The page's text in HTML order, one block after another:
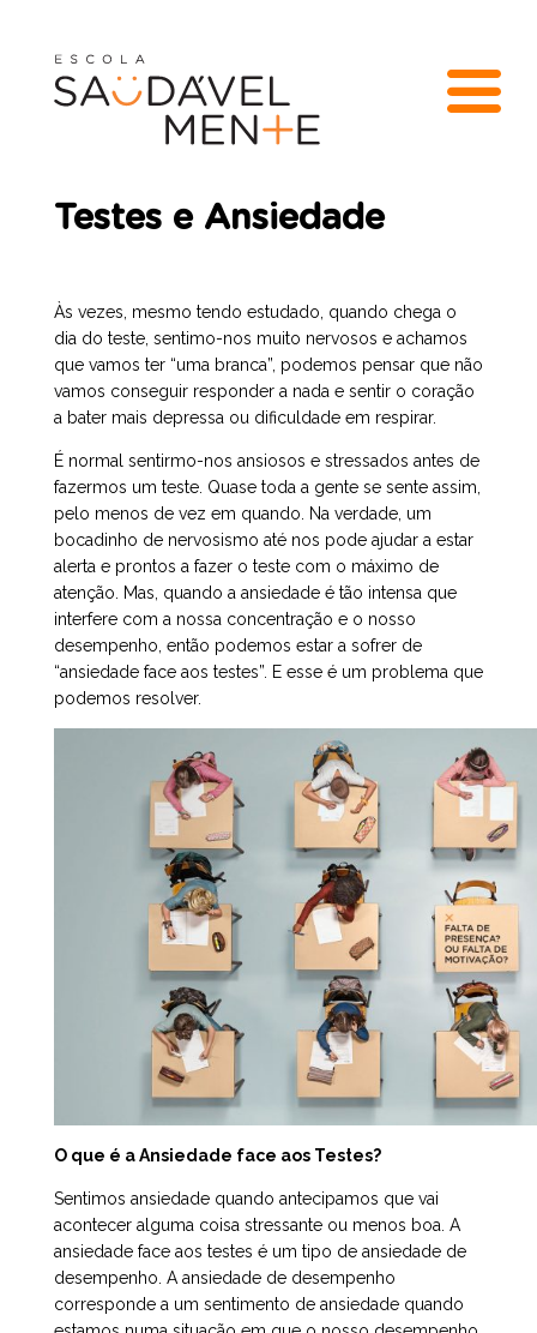
Testes e Ansiedade
Às vezes, mesmo tendo estudado, quando chega o
dia do teste, sentimo-nos muito nervosos e achamos
que vamos ter “uma branca”, podemos pensar que não
vamos conseguir responder a nada e sentir o coração
a bater mais depressa ou dificuldade em respirar.
É normal sentirmo-nos ansiosos e stressados antes de
fazermos um teste. Quase toda a gente se sente assim,
pelo menos de vez em quando. Na verdade, um
bocadinho de nervosismo até nos pode ajudar a estar
alerta e prontos a fazer o teste com o máximo de
atenção. Mas, quando a ansiedade é tão intensa que
interfere com a nossa concentração e o nosso
desempenho, então podemos estar a sofrer de
“ansiedade face aos testes”. E esse é um problema que
podemos resolver.
O que é a Ansiedade face aos Testes?
Sentimos ansiedade quando antecipamos que vai
acontecer alguma coisa stressante ou menos boa. A
ansiedade face aos testes é um tipo de ansiedade de
desempenho. A ansiedade de desempenho
corresponde a um sentimento de ansiedade quando